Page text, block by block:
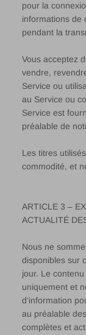
pour la
informations de
pendant la
Vous acceptez
vendre,
Service ou
au Service ou
Service est
préalable de
Les titres
commodité, et
ARTICLE 3 –
ACTUALITÉ
Nous ne
disponibles sur
jour. Le
uniquement et
d’information
au préalable
complètes et